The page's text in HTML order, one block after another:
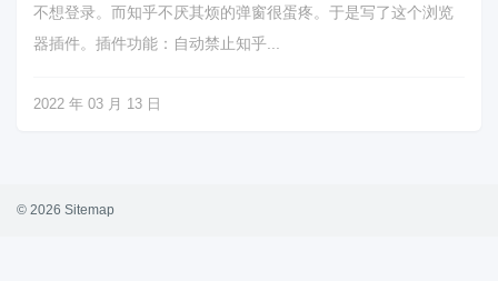
不想登录。而知乎不厌其烦的弹窗很蛋疼。于是写了这个浏览
器插件。插件功能：自动禁止知乎...
2022 年 03 月 13 日
© 2026 Sitemap